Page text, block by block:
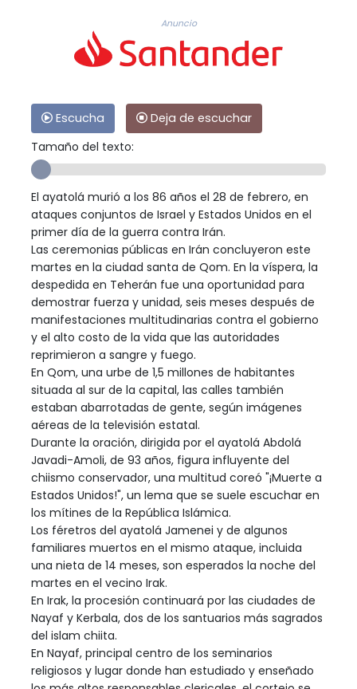
Anuncio
Escucha
Deja de escuchar
Tamaño del texto:
El ayatolá murió a los 86 años el 28 de febrero, en
ataques conjuntos de Israel y Estados Unidos en el
primer día de la guerra contra Irán.
Las ceremonias públicas en Irán concluyeron este
martes en la ciudad santa de Qom. En la víspera, la
despedida en Teherán fue una oportunidad para
demostrar fuerza y unidad, seis meses después de
manifestaciones multitudinarias contra el gobierno
y el alto costo de la vida que las autoridades
reprimieron a sangre y fuego.
En Qom, una urbe de 1,5 millones de habitantes
situada al sur de la capital, las calles también
estaban abarrotadas de gente, según imágenes
aéreas de la televisión estatal.
Durante la oración, dirigida por el ayatolá Abdolá
Javadi-Amoli, de 93 años, figura influyente del
chiismo conservador, una multitud coreó "¡Muerte a
Estados Unidos!", un lema que se suele escuchar en
los mítines de la República Islámica.
Los féretros del ayatolá Jamenei y de algunos
familiares muertos en el mismo ataque, incluida
una nieta de 14 meses, son esperados la noche del
martes en el vecino Irak.
En Irak, la procesión continuará por las ciudades de
Nayaf y Kerbala, dos de los santuarios más sagrados
del islam chiita.
En Nayaf, principal centro de los seminarios
religiosos y lugar donde han estudiado y enseñado